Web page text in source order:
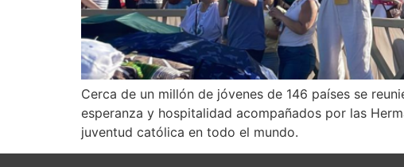
Cerca de un millón de jóvenes de 146 países se
esperanza y hospitalidad acompañados por las
juventud católica en todo el mundo.